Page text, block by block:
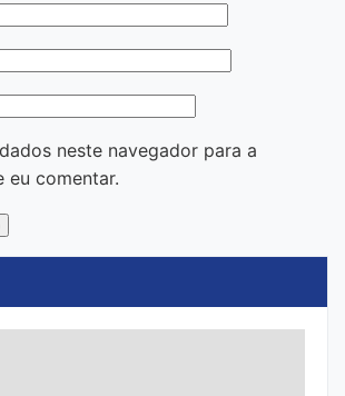
neste navegador para a
eu comentar.